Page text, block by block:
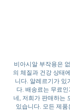
비아시알 부작용은
의 체질과 건강 상태
니다. 알레르기가 있
다. 배송료는 무료
네, 저희가 판매하는
있습니다. 모든 제